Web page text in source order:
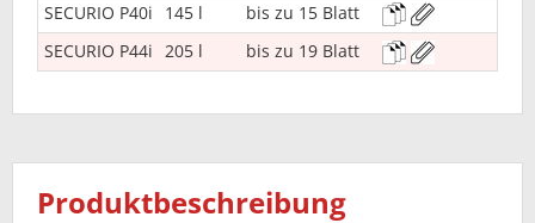
SECURIO P40i
145 l
bis zu 15 Blatt
SECURIO P44i 205 l bis zu 19 Blatt
Produktbeschreibung